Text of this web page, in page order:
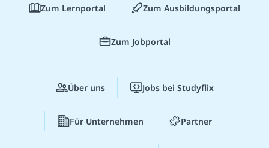
Zum Lernportal Zum Ausbildungsportal
Zum Jobportal
Über uns Jobs bei Studyflix
Für Unternehmen Partner